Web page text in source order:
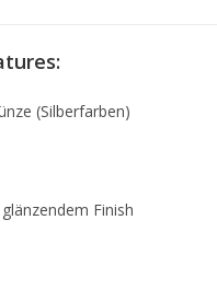
(Silberfarben)
Finish